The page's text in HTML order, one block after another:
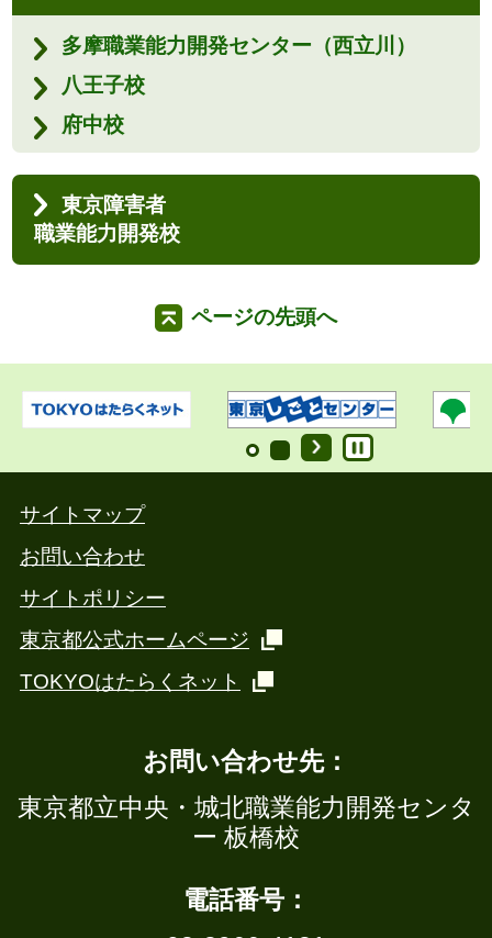
多摩職業能力開発センター（西立川）
八王子校
府中校
東京障害者
職業能力開発校
ページの先頭へ
サイトマップ
お問い合わせ
サイトポリシー
東京都公式ホームページ
TOKYOはたらくネット
お問い合わせ先：
東京都立中央・城北職業能力開発センタ
ー 板橋校
電話番号：